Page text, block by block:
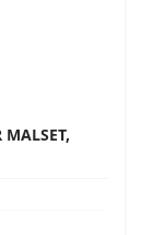
MALSET,